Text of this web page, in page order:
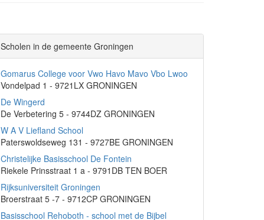
Scholen in de gemeente Groningen
Gomarus College voor Vwo Havo Mavo Vbo Lwoo
Vondelpad 1 - 9721LX GRONINGEN
De Wingerd
De Verbetering 5 - 9744DZ GRONINGEN
W A V Liefland School
Paterswoldseweg 131 - 9727BE GRONINGEN
Christelijke Basisschool De Fontein
Riekele Prinsstraat 1 a - 9791DB TEN BOER
Rijksuniversiteit Groningen
Broerstraat 5 -7 - 9712CP GRONINGEN
Basisschool Rehoboth - school met de Bijbel